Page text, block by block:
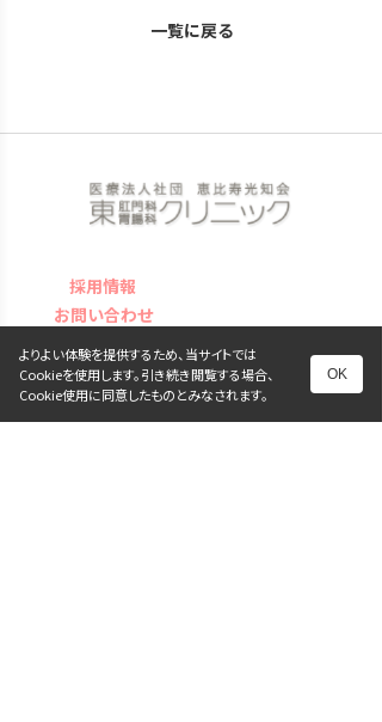
一覧に戻る
採用情報
お問い合わせ
プライバシーポリシー
サイトマップ
〒150-0013 渋谷区恵比寿1-9-7 ITOX 3F
よりよい体験を提供するため、当サイトでは
Cookieを使用します。引き続き閲覧する場合、
Cookie使用に同意したものとみなされます。
OK